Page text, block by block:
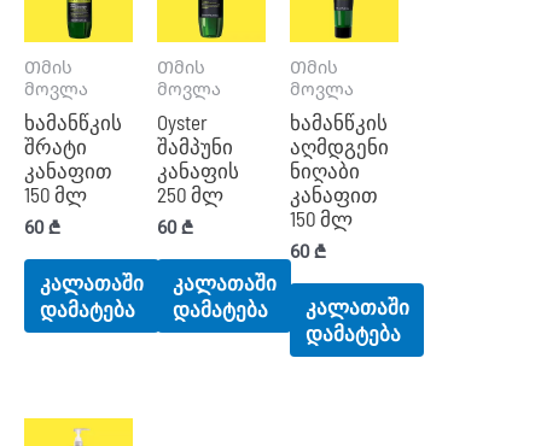
Თმის
მოვლა
ხამანწკის
შრატი
კანაფით
150 მლ
60₾
კალათაში
დამატება
Თმის
მოვლა
Oyster
შამპუნი
კანაფის
250 მლ
60₾
კალათაში
დამატება
Თმის
მოვლა
ხამანწკის
აღმდგენი
ნიღაბი
კანაფით
150 მლ
60₾
კალათაში
დამატება